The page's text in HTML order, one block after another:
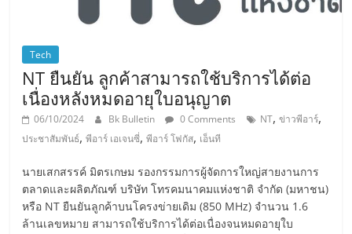
Tech
NT ยืนยัน ลูกค้าสามารถใช้บริการได้ต่อ
เนื่องหลังหมดอายุใบอนุญาต
06/10/2024 Bk Bulletin 0 Comments NT,ข่าวพีอาร์,
ประชาสัมพันธ์,พีอาร์ เอเจนซี่,พีอาร์ โฟกัส, เอ็นที
นายเสกสรรค์ มิตรเกษม รองกรรมการผู้จัดการใหญ่สายงานการ
ตลาดและผลิตภัณฑ์ บริษัท โทรคมนาคมแห่งชาติ จำกัด (มหาชน)
หรือ NT ยืนยันลูกค้าบนโครงข่ายเดิม (850 MHz) จำนวน 1.6
ล้านเลขหมาย สามารถใช้บริการได้ต่อเนื่องจนหมดอายุใบ